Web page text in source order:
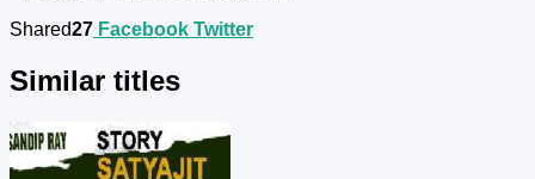
Shared27 Facebook Twitter
Similar titles